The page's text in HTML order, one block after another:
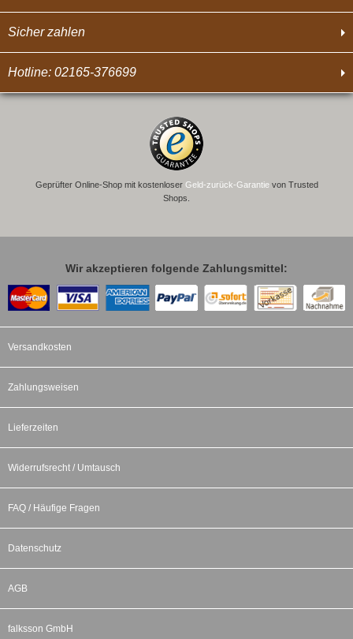
Sicher zahlen
Hotline: 02165-376699
Geprüfter Online-Shop mit kostenloser Geld-zurück-Garantievon Trusted
Shops.
Wir akzeptieren folgende Zahlungsmittel:
Versandkosten
Zahlungsweisen
Lieferzeiten
Widerrufsrecht / Umtausch
FAQ / Häufige Fragen
Datenschutz
AGB
falksson GmbH